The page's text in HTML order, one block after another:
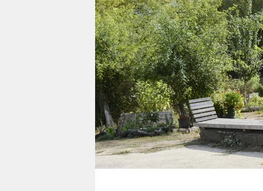
verlag
verlag
veranstaltungen
shop
fragen & hilfe
unterstützen
abo
genossenschaft